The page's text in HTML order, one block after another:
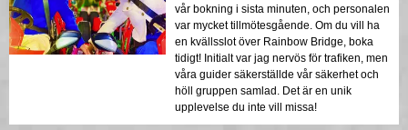
vår bokning i sista minuten, och personalen
var mycket tillmötesgående. Om du vill ha
en kvällsslot över Rainbow Bridge, boka
tidigt! Initialt var jag nervös för trafiken, men
våra guider säkerställde vår säkerhet och
höll gruppen samlad. Det är en unik
upplevelse du inte vill missa!